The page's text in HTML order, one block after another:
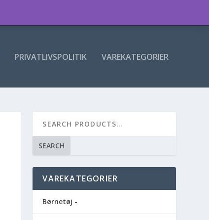
PRIVATLIVSPOLITIK VAREKATEGORIER
SEARCH
VAREKATEGORIER
Børnetøj -